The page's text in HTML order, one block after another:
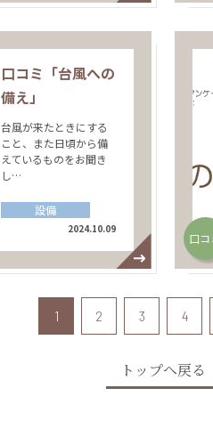
口コミ「台風への
備え」
台風が来たときにする
こと、また日頃から備
えているものをお聞き
し…
設備
2024.10.09
口コ
1 2 3 4
トップへ戻る